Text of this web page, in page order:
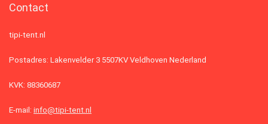
Contact
tipi-tent.nl
Postadres: Lakenvelder 3 5507KV Veldhoven Nederland
KVK: 88360687
E-mail: info@tipi-tent.nl